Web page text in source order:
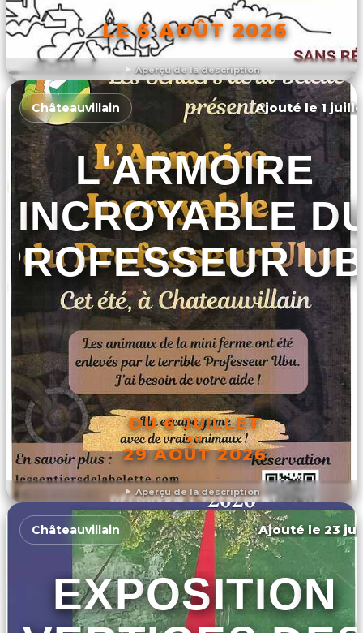
Aperçu de la description
LE 6 AOÛT 2026
DÉCOUVRIR L'ÉVÉNEMENT
Aperçu de la description
Châteauvillain Ajouté le 1
L'ARMOIRE
INCROYABLE
DU 6 JUILLET
AU
29 AOÛT 2026
DÉCOUVRIR L'ÉVÉNEMENT
Châteauvillain Ajouté le 23
EXPOSITION